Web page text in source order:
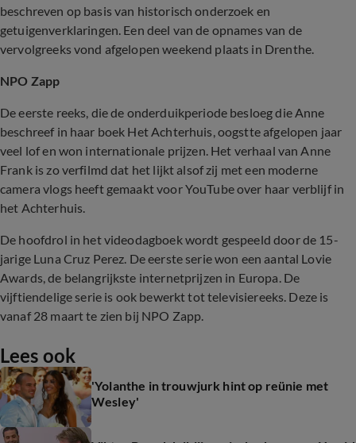
beschreven op basis van historisch onderzoek en
getuigenverklaringen. Een deel van de opnames van de
vervolgreeks vond afgelopen weekend plaats in Drenthe.
NPO Zapp
De eerste reeks, die de onderduikperiode besloeg die Anne
beschreef in haar boek Het Achterhuis, oogstte afgelopen jaar
veel lof en won internationale prijzen. Het verhaal van Anne
Frank is zo verfilmd dat het lijkt alsof zij met een moderne
camera vlogs heeft gemaakt voor YouTube over haar verblijf in
het Achterhuis.
De hoofdrol in het videodagboek wordt gespeeld door de 15-
jarige Luna Cruz Perez. De eerste serie won een aantal Lovie
Awards, de belangrijkste internetprijzen in Europa. De
vijftiendelige serie is ook bewerkt tot televisiereeks. Deze is
vanaf 28 maart te zien bij NPO Zapp.
Lees ook
'Yolanthe in trouwjurk hint op reünie met
Wesley'